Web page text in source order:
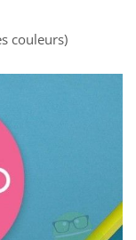
couleurs)